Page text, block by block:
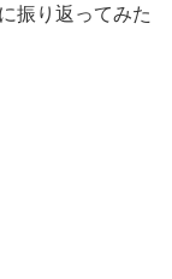
振り返ってみた